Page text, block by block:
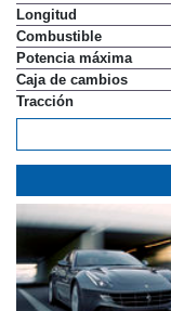
Longitud
Combustible
Potencia máxima
Caja de cambios
Tracción